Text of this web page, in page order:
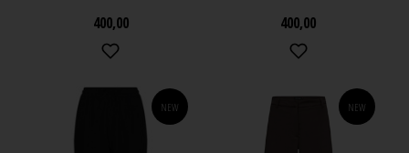
400,00
400,00
NEW NEW